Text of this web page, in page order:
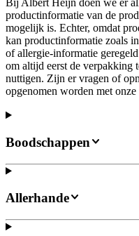
Bij Albert Heijn doen we er
productinformatie van de
mogelijk is. Echter, omdat
kan productinformatie zoals
of allergie-informatie
om altijd eerst de verpakking
nuttigen. Zijn er vragen of
opgenomen worden met
Boodschappen
Allerhande